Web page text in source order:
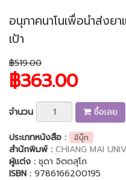
อนุภาคนาโนเพื่อนำส่งย
เป้า
฿519.00
฿363.00
จำนวน ซื้อเลย
ประเภทหนังสือ :
อีบุ๊ก
สำนักพิมพ์ : CHIANG MAI
ผู้แต่ง : ชุดา จิตตสุโภ
ISBN : 9786166200195